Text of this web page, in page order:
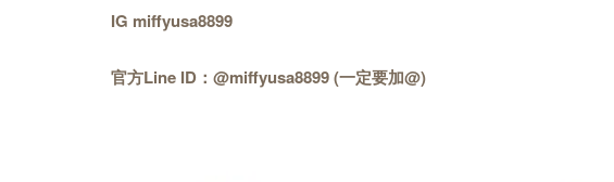
IG miffyusa8899
官方Line ID：@miffyusa8899 (一定要加@)